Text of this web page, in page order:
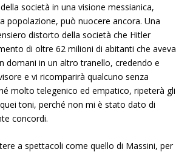
società in una visione messianica,
popolazione, può nuocere ancora. Una
distorto della società che Hitler
di oltre 62 milioni di abitanti che aveva
domani in un altro tranello, credendo e
e vi ricomparirà qualcuno senza
molto telegenico ed empatico, ripeterà gli
toni, perché non mi è stato dato di
concordi.
a spettacoli come quello di Massini, per